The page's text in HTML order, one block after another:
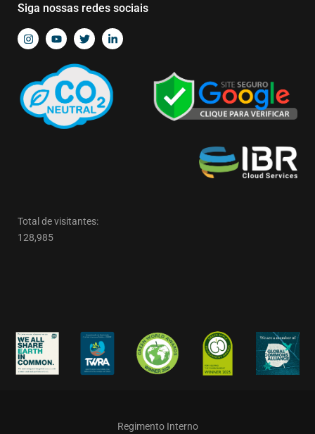
Siga nossas redes sociais
Total de visitantes:
128,985
Regimento Interno